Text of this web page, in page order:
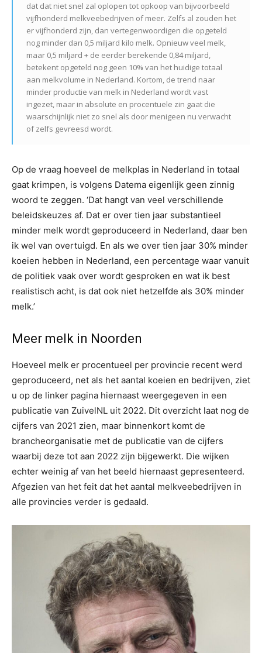
dat dat niet snel zal oplopen tot opkoop van bijvoorbeeld
vijfhonderd melkveebedrijven of meer. Zelfs al zouden het
er vijfhonderd zijn, dan vertegenwoordigen die opgeteld
nog minder dan 0,5 miljard kilo melk. Opnieuw veel melk,
maar 0,5 miljard + de eerder berekende 0,84 miljard,
betekent opgeteld nog geen 10% van het huidige totaal
aan melkvolume in Nederland. Kortom, de trend naar
minder productie van melk in Nederland wordt vast
ingezet, maar in absolute en procentuele zin gaat die
waarschijnlijk niet zo snel als door menigeen nu verwacht
of zelfs gevreesd wordt.
Op de vraag hoeveel de melkplas in Nederland in totaal
gaat krimpen, is volgens Datema eigenlijk geen zinnig
woord te zeggen. ‘Dat hangt van veel verschillende
beleidskeuzes af. Dat er over tien jaar substantieel
minder melk wordt geproduceerd in Nederland, daar ben
ik wel van overtuigd. En als we over tien jaar 30% minder
koeien hebben in Nederland, een percentage waar vanuit
de politiek vaak over wordt gesproken en wat ik best
realistisch acht, is dat ook niet hetzelfde als 30% minder
melk.’
Meer melk in Noorden
Hoeveel melk er procentueel per provincie recent werd
geproduceerd, net als het aantal koeien en bedrijven, ziet
u op de linker pagina hiernaast weergegeven in een
publicatie van ZuivelNL uit 2022. Dit overzicht laat nog de
cijfers van 2021 zien, maar binnenkort komt de
brancheorganisatie met de publicatie van de cijfers
waarbij deze tot aan 2022 zijn bijgewerkt. Die wijken
echter weinig af van het beeld hiernaast gepresenteerd.
Afgezien van het feit dat het aantal melkveebedrijven in
alle provincies verder is gedaald.